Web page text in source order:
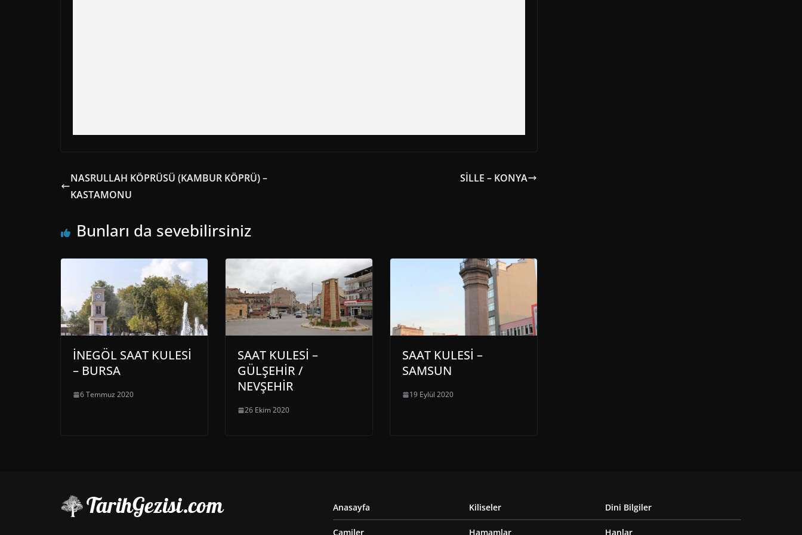
NASRULLAH KÖPRÜSÜ (KAMBUR KÖPRÜ) –
KASTAMONU
SİLLE – KONYA
Bunları da sevebilirsiniz
İNEGÖL SAAT KULESİ
– BURSA
6 Temmuz 2020
SAAT KULESİ –
GÜLŞEHİR /
NEVŞEHİR
26 Ekim 2020
SAAT KULESİ –
SAMSUN
19 Eylül 2020
Anasayfa
Camiler
Kiliseler
Hamamlar
Dini Bilgiler
Hanlar